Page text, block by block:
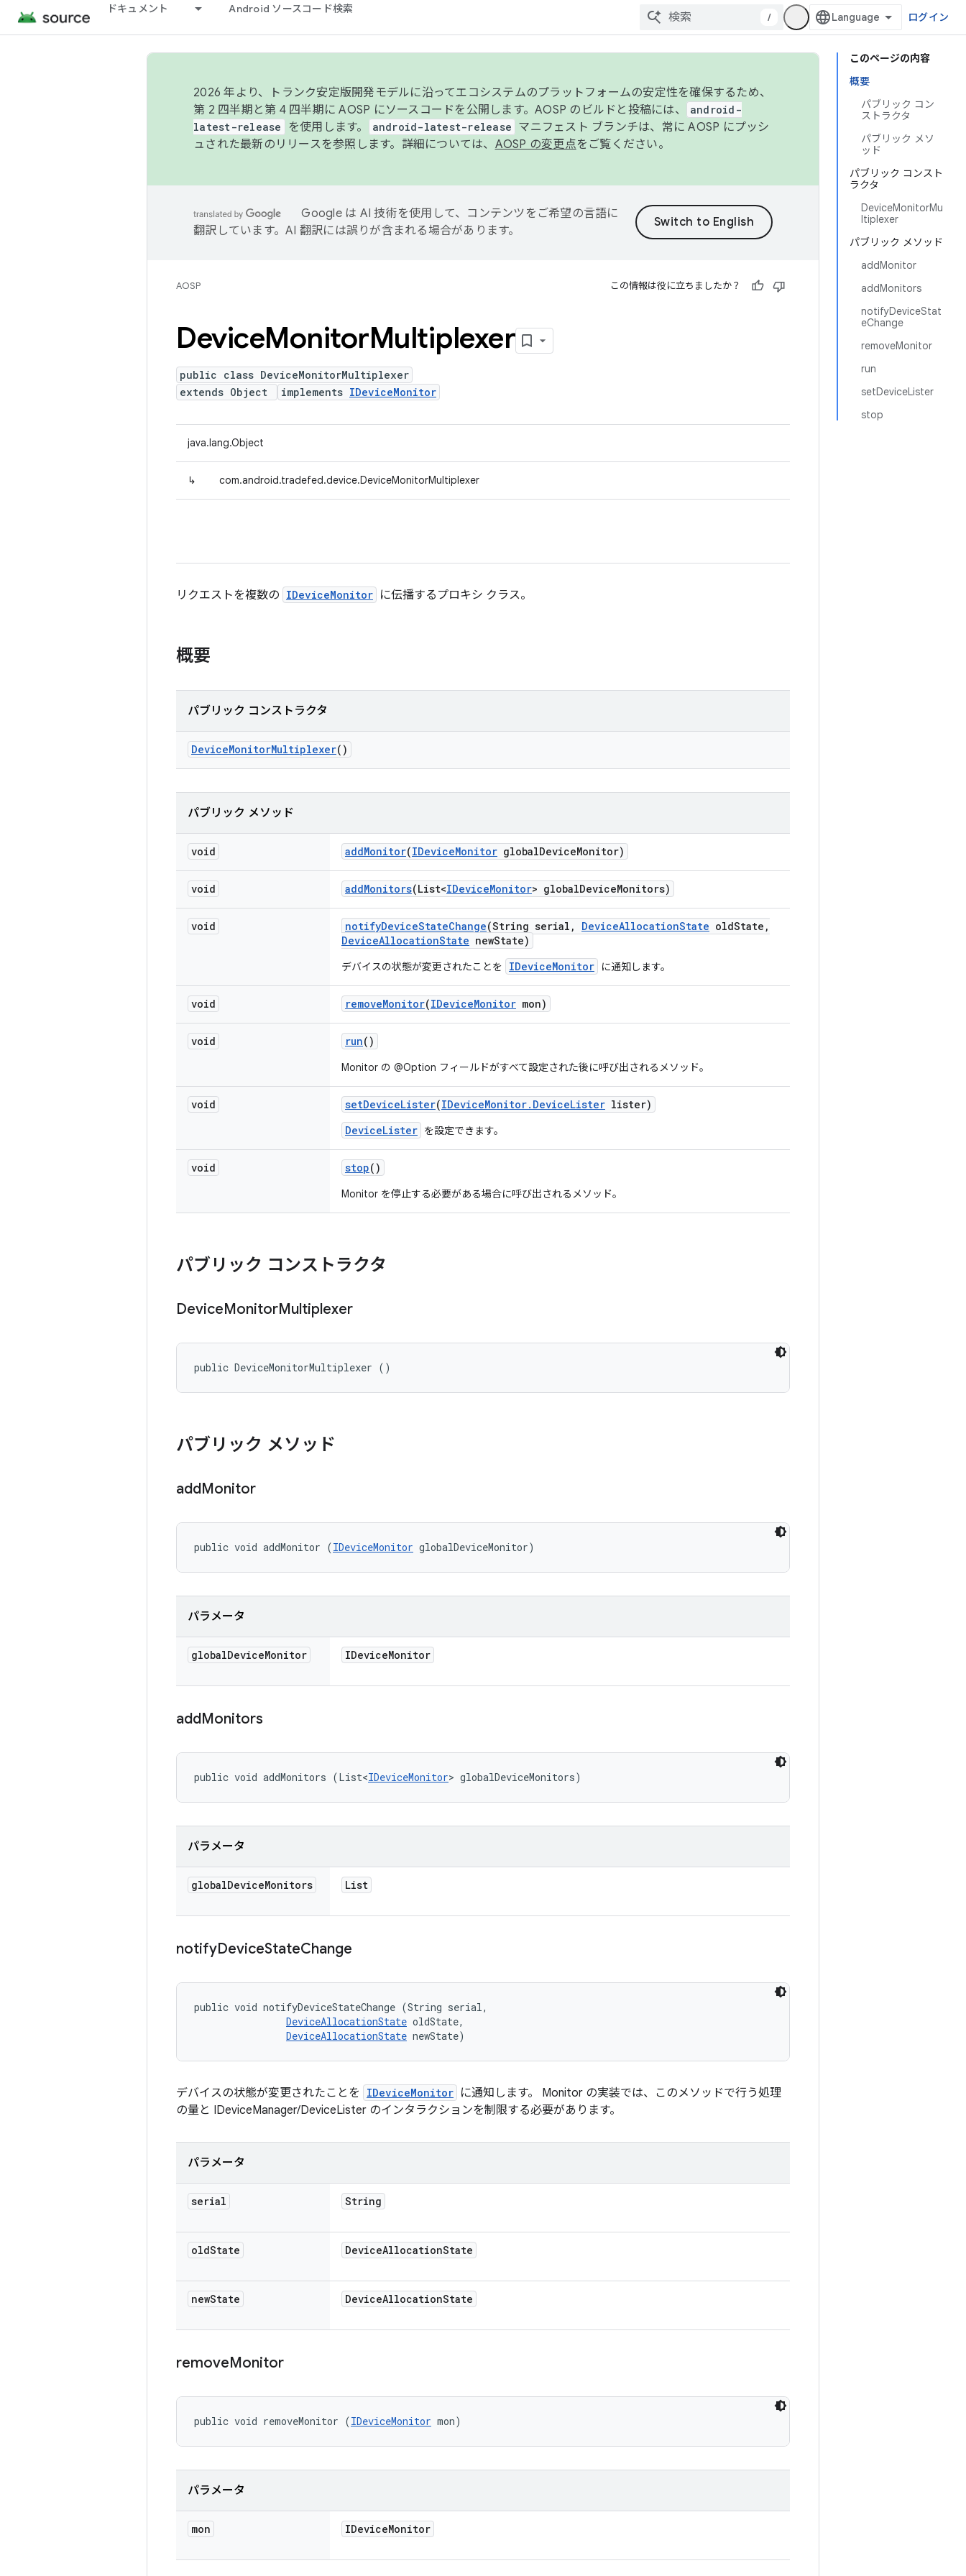
ドキュメント Android ソースコード検索
/ ログイン
このページの内容
概要
パブリック コン
ストラクタ
パブリック メソ
ッド
パブリック コンスト
ラクタ
DeviceMonitorMu
ltiplexer
パブリック メソッド
addMonitor
addMonitors
notifyDeviceStat
eChange
removeMonitor
run
setDeviceLister
stop
2026 年より、トランク安定版開発モデルに沿ってエコシステムのプラットフォームの安定性を確保するため、
第 2 四半期と第 4 四半期に AOSP にソースコードを公開します。AOSP のビルドと投稿には、
android-
latest-release
を使用します。 android-latest-release マニフェスト ブランチは、常に AOSP にプッシ
ュされた最新のリリースを参照します。詳細については、 AOSP の変更点をご覧ください。
Google は AI 技術を使用して、コンテンツをご希望の言語に
翻訳しています。AI 翻訳には誤りが含まれる場合があります。
AOSP この情報は役に立ちましたか？
DeviceMonitorMultiplexer
public class DeviceMonitorMultiplexer
extends Object
implements IDeviceMonitor
java.lang.Object
↳ com.android.tradefed.device.DeviceMonitorMultiplexer
リクエストを複数の IDeviceMonitor に伝播するプロキシ クラス。
概要
パブリック コンストラクタ
DeviceMonitorMultiplexer()
パブリック メソッド
void addMonitor(IDeviceMonitor globalDeviceMonitor)
void addMonitors(List<IDeviceMonitor> globalDeviceMonitors)
void notifyDeviceStateChange(String serial , DeviceAllocationState oldState ,
DeviceAllocationState newState)
デバイスの状態が変更されたことを IDeviceMonitor に通知します。
void removeMonitor(IDeviceMonitor mon)
void run()
Monitor の @Option フィールドがすべて設定された後に呼び出されるメソッド。
void setDeviceLister(IDeviceMonitor. DeviceLister lister)
DeviceLister を設定できます。
void stop()
Monitor を停止する必要がある場合に呼び出されるメソッド。
パブリック コンストラクタ
DeviceMonitorMultiplexer
public DeviceMonitorMultiplexer ()
パブリック メソッド
addMonitor
public void addMonitor (IDeviceMonitor globalDeviceMonitor)
パラメータ
globalDeviceMonitor IDeviceMonitor
addMonitors
public void addMonitors (List<IDeviceMonitor> globalDeviceMonitors)
パラメータ
globalDeviceMonitors List
notifyDeviceStateChange
public void notifyDeviceStateChange (String serial,
DeviceAllocationState oldState,
DeviceAllocationState newState)
デバイスの状態が変更されたことを IDeviceMonitor に通知します。 Monitor の実装では、このメソッドで行う処理
の量と IDeviceManager/DeviceLister のインタラクションを制限する必要があります。
パラメータ
serial String
oldState DeviceAllocationState
newState DeviceAllocationState
removeMonitor
public void removeMonitor (IDeviceMonitor mon)
パラメータ
mon IDeviceMonitor